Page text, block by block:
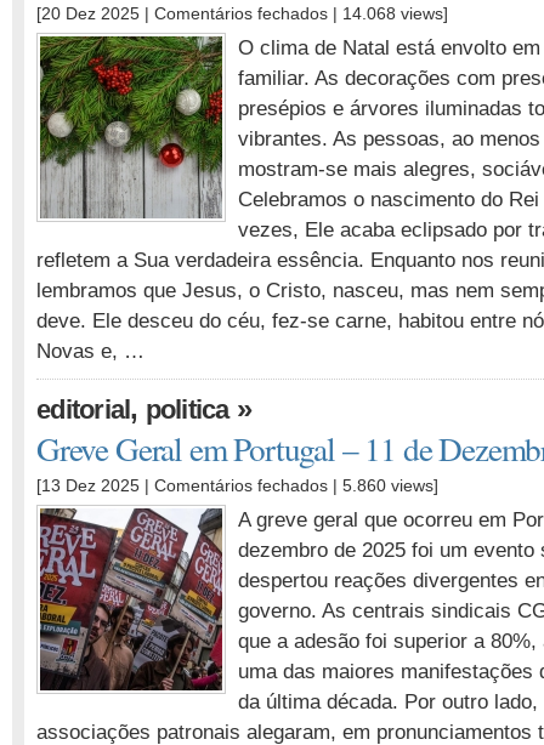
[20 Dez 2025 | Comentários fechados em
Verdade
Natalícia:
Um
Convite
Reflexão
| 14.068 views]
O clima de Natal está envolto
familiar. As decorações com
presépios e árvores iluminadas
vibrantes. As pessoas, ao
mostram-se mais alegres,
Celebramos o nascimento do
vezes, Ele acaba eclipsado por
refletem a Sua verdadeira essência. Enquanto nos
lembramos que Jesus, o Cristo, nasceu, mas nem
deve. Ele desceu do céu, fez-se carne, habitou entre
Novas e, …
editorial, politica»
Greve Geral em Portugal – 11 de
[13 Dez 2025 | Comentários fechados em
Geral
em
Portugal
–
de
Dezembro
de
| 5.860 views]
A greve geral que ocorreu em
dezembro de 2025 foi um evento
despertou reações divergentes
governo. As centrais sindicais
que a adesão foi superior a
uma das maiores manifestações
da última década. Por outro
associações patronais alegaram, em pronunciamentos